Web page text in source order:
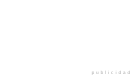
publicidad